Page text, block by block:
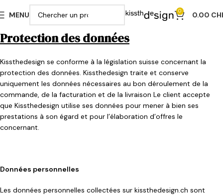
MENU 0 0.00
Protection des données
Kissthedesign se conforme à la législation suisse concernant la
protection des données. Kissthedesign traite et conserve
uniquement les données nécessaires au bon déroulement de la
commande, de la facturation et de la livraison Le client accepte
que Kissthedesign utilise ses données pour mener à bien ses
prestations à son égard et pour l’élaboration d’offres le
concernant.
Données personnelles
Les données personnelles collectées sur kissthedesign.ch sont